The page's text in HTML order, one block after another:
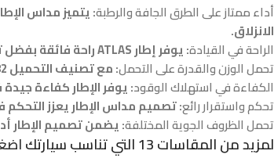
أداء ممتاز على الطرق الجافة والرطبة: يتميز مداس
الانزلاق.
الراحة في القيادة: يوفر إطار ATLAS راحة فائقة بفضل تصميمه الذي يقلل الاهتزازات والضوضاء، مما يجعل القيادة أكثر سلاسة وهدوءاً.
تحمل الوزن والقدرة على التحمل: مع تصنيف التحميل 82، يمكن للإطار تحمل وزن يصل إلى 475 كجم لكل عجلة، مما يجعله مناسباً للسيارات الصغيرة والمتوسطة.
الكفاءة في استهلاك الوقود: يوفر الإطار كفاءة
تحكم واستقرار رائع: تصميم مداس الإطار يعزز التحكم
تحمل الظروف الجوية المختلفة: يضمن تصميم الإطار
لمزيد من المقاسات 13 التي تناسب سيارتك